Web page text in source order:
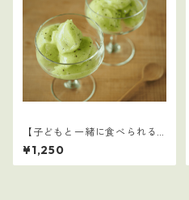
【子どもと一緒に食べられる
ごはん】29
¥1,250